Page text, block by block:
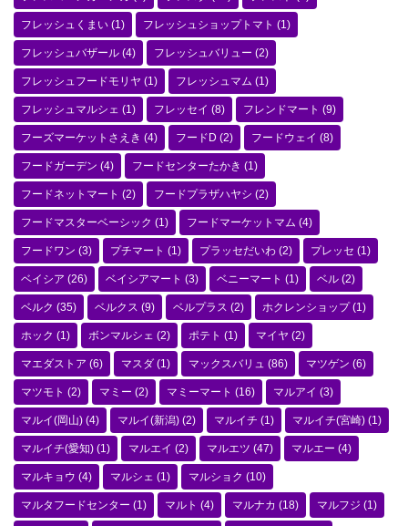
フレッシュくまい (1) フレッシュショップトマト (1)
フレッシュバザール (4) フレッシュバリュー (2)
フレッシュフードモリヤ (1) フレッシュマム (1)
フレッシュマルシェ (1) フレッセイ (8) フレンドマート (9)
フーズマーケットさえき (4) フードD (2) フードウェイ (8)
フードガーデン (4) フードセンターたかき (1)
フードネットマート (2) フードプラザハヤシ (2)
フードマスターベーシック (1) フードマーケットマム (4)
フードワン (3) プチマート (1) プラッセだいわ (2) プレッセ (1)
ベイシア (26) ベイシアマート (3) ベニーマート (1) ベル (2)
ベルク (35) ベルクス (9) ベルプラス (2) ホクレンショップ(1)
ホック (1) ボンマルシェ (2) ポテト (1) マイヤ (2)
マエダストア (6) マスダ (1) マックスバリュ (86) マツゲン (6)
マツモト (2) マミー (2) マミーマート (16) マルアイ (3)
マルイ(岡山) (4) マルイ(新潟) (2) マルイチ (1) マルイチ(宮崎) (1)
マルイチ(愛知) (1) マルエイ (2) マルエツ (47) マルエー (4)
マルキョウ (4) マルシェ (1) マルショク (10)
マルタフードセンター (1) マルト (4) マルナカ (18) マルフジ (1)